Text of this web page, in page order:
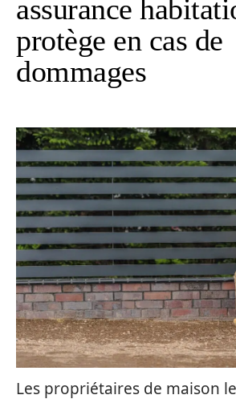
assurance
protège en cas de
dommages
Les propriétaires de maison